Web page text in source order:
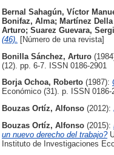
Bernal Sahagún, Víctor
Bonifaz, Alma; Martínez
Arturo; Suarez Guevara,
(46).
[Número de una revista]
Bonilla Sánchez, Arturo
(12). pp. 6-7. ISSN 0186-2901
Borja Ochoa, Roberto (1987):
Económico (31). p. ISSN 0186-
Bouzas Ortíz, Alfonso (2012):
Bouzas Ortíz, Alfonso (2015):
un nuevo derecho del trabajo?
Instituto de Investigaciones